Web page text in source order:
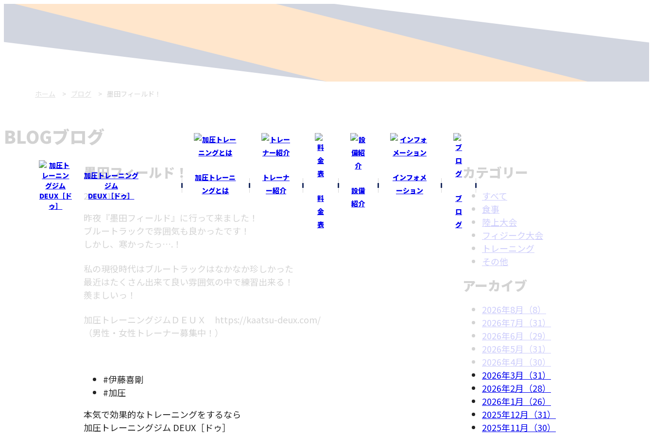
加圧トレーニング
ジム
DEUX［ドゥ］
加圧トレーニ
ングとは
トレーナ
ー紹介
料
金
表
設備
紹介
インフォメ
ーション
ブ
ロ
グ
ホーム ブログ 墨田フィールド！
BLOGブログ
墨田フィールド！
2020-12-21
昨夜『墨田フィールド』に行って来ました！
ブルートラックで雰囲気も良かったです！
しかし、寒かったっ….！
私の現役時代はブルートラックはなかなか珍しかった
最近はたくさん出来て良い雰囲気の中で練習出来る！
羨ましいっ！
加圧トレーニングジムＤＥＵＸ https://kaatsu-deux.com/
（男性・女性トレーナー募集中！）
#伊藤喜剛
#加圧
本気で効果的なトレーニングをするなら
加圧トレーニングジム DEUX［ドゥ］
カテゴリー
すべて
食事
陸上大会
フィジーク大会
トレーニング
その他
アーカイブ
2026年8月（8）
2026年7月（31）
2026年6月（29）
2026年5月（31）
2026年4月（30）
2026年3月（31）
2026年2月（28）
2026年1月（26）
2025年12月（31）
2025年11月（30）